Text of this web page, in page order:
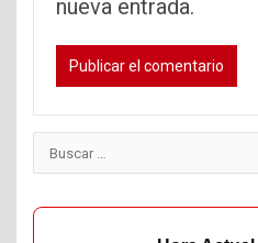
nueva entrada.
Buscar: